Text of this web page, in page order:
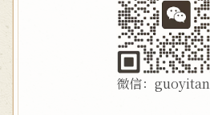
微信：